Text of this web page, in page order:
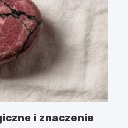
i znaczenie